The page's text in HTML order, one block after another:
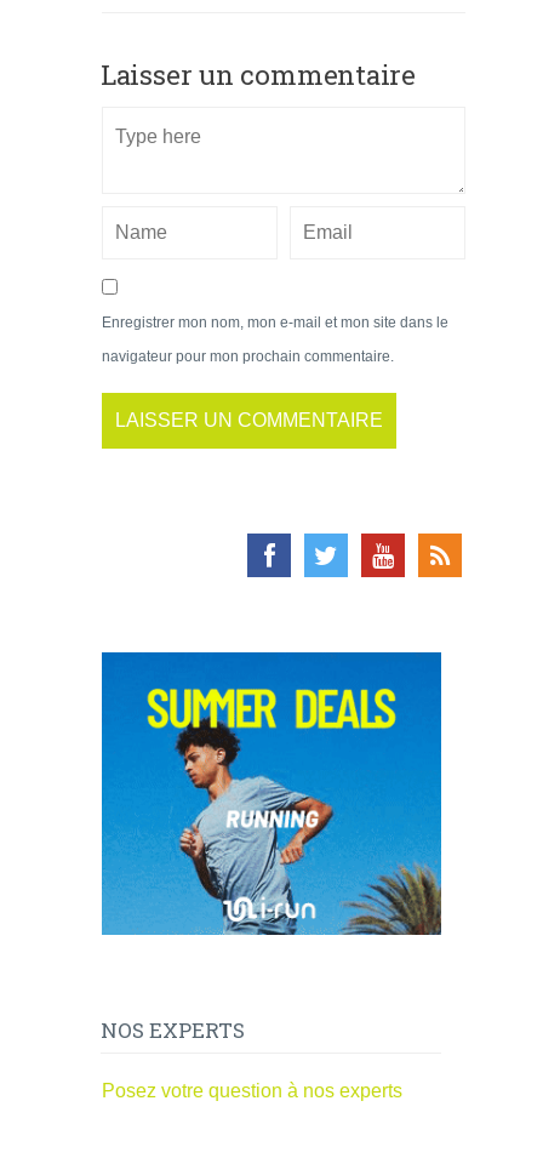
Laisser un commentaire
Enregistrer mon nom, mon e-mail et mon site dans le
navigateur pour mon prochain commentaire.
NOS EXPERTS
Posez votre question à nos experts